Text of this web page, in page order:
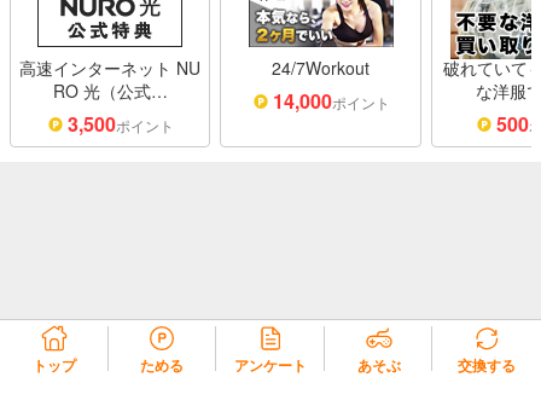
高速インターネット NU
RO 光（公式…
3,500ポイント
24/7Workout
14,000ポイント
破れていて
な洋服
500
トップ ためる アンケート あそぶ 交換する